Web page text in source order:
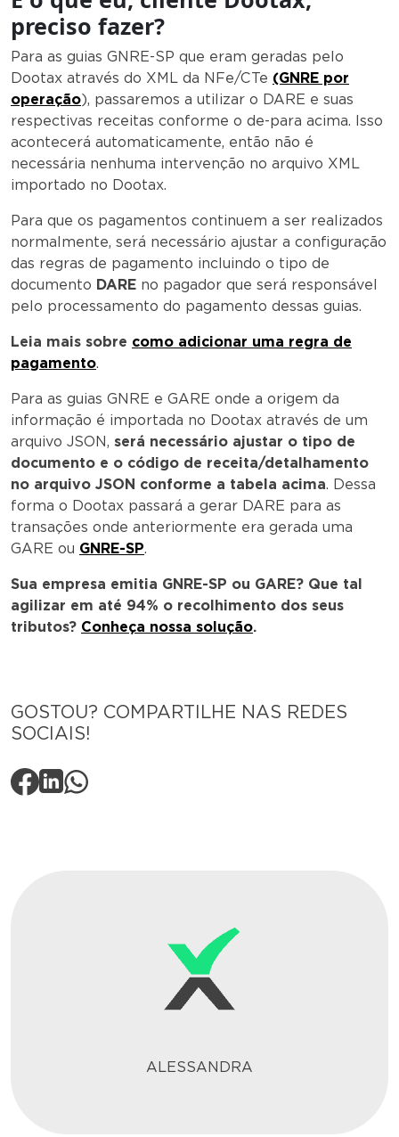
preciso fazer?
Para as guias GNRE-SP que eram geradas pelo
Dootax através do XML da NFe/CTe (GNRE por
operação), passaremos a utilizar o DARE e suas
respectivas receitas conforme o de-para acima. Isso
acontecerá automaticamente, então não é
necessária nenhuma intervenção no arquivo XML
importado no Dootax.
Para que os pagamentos continuem a ser realizados
normalmente, será necessário ajustar a configuração
das regras de pagamento incluindo o tipo de
documento DARE no pagador que será responsável
pelo processamento do pagamento dessas guias.
Leia mais sobre como adicionar uma regra de
pagamento.
Para as guias GNRE e GARE onde a origem da
informação é importada no Dootax através de um
arquivo JSON, será necessário ajustar o tipo de
documento e o código de receita/detalhamento
no arquivo JSON conforme a tabela acima. Dessa
forma o Dootax passará a gerar DARE para as
transações onde anteriormente era gerada uma
GARE ou GNRE-SP.
Sua empresa emitia GNRE-SP ou GARE? Que tal
agilizar em até 94% o recolhimento dos seus
tributos? Conheça nossa solução.
GOSTOU? COMPARTILHE NAS REDES
SOCIAIS!
ALESSANDRA